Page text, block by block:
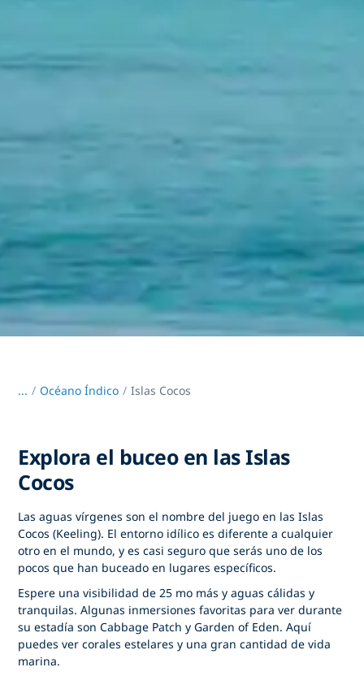
... / Océano Índico Islas Cocos
Explora el buceo en las Islas
Cocos
Las aguas vírgenes son el nombre del juego en las Islas
Cocos (Keeling). El entorno idílico es diferente a cualquier
otro en el mundo, y es casi seguro que serás uno de los
pocos que han buceado en lugares específicos.
Espere una visibilidad de 25 mo más y aguas cálidas y
tranquilas. Algunas inmersiones favoritas para ver durante
su estadía son Cabbage Patch y Garden of Eden. Aquí
puedes ver corales estelares y una gran cantidad de vida
marina.